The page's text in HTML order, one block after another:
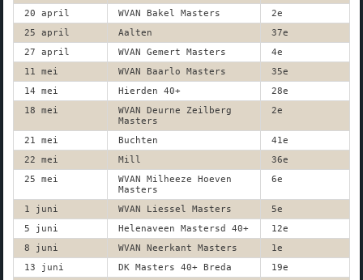
20 april WVAN Bakel Masters
2e
25 april
Aalten
37e
27 april
WVAN Gemert Masters
4e
11 mei
WVAN Baarlo Masters
35e
14 mei
Hierden 40+
28e
18 mei
WVAN Deurne Zeilberg
Masters
2e
21 mei Buchten
41e
22 mei
Mill
36e
25 mei
WVAN Milheeze Hoeven
Masters
6e
1 juni WVAN Liessel Masters
5e
5 juni
Helenaveen Mastersd 40+
12e
8 juni
WVAN Neerkant Masters
1e
13 juni
DK Masters 40+ Breda
19e